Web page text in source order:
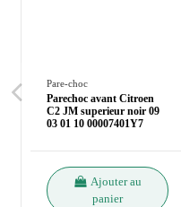
Pare-choc
Parechoc avant Citroen
C2 JM superieur noir 09
03 01 10 00007401Y7
Ajouter au
panier